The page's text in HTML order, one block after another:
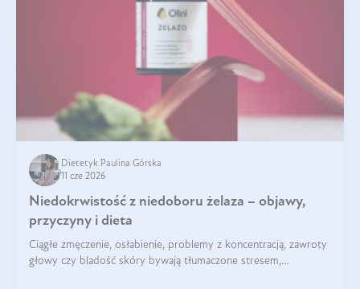
Dietetyk Paulina Górska
11 cze 2026
Niedokrwistość z niedoboru żelaza – objawy,
przyczyny i dieta
Ciągłe zmęczenie, osłabienie, problemy z koncentracją, zawroty
głowy czy bladość skóry bywają tłumaczone stresem,